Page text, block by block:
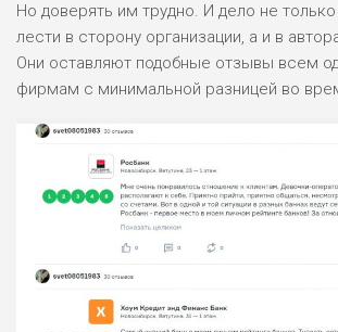
Но доверять им трудно. И дело не
лести в сторону организации, а и в
Они оставляют подобные отзывы всем
фирмам с минимальной разницей во